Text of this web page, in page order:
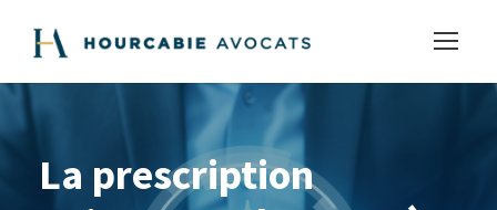
La prescription